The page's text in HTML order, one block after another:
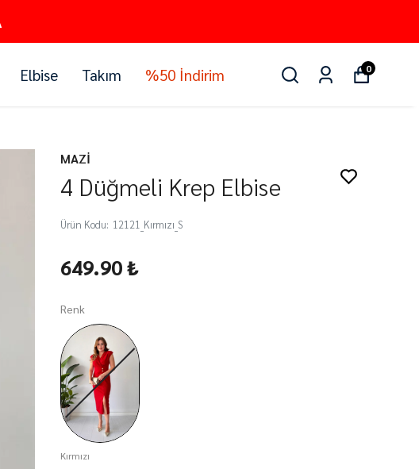
Elbise Takım %50 İndirim 0
MAZİ
4 Düğmeli Krep Elbise
Ürün Kodu: 12121_Kırmızı_S
649.90 ₺
Renk
Kırmızı